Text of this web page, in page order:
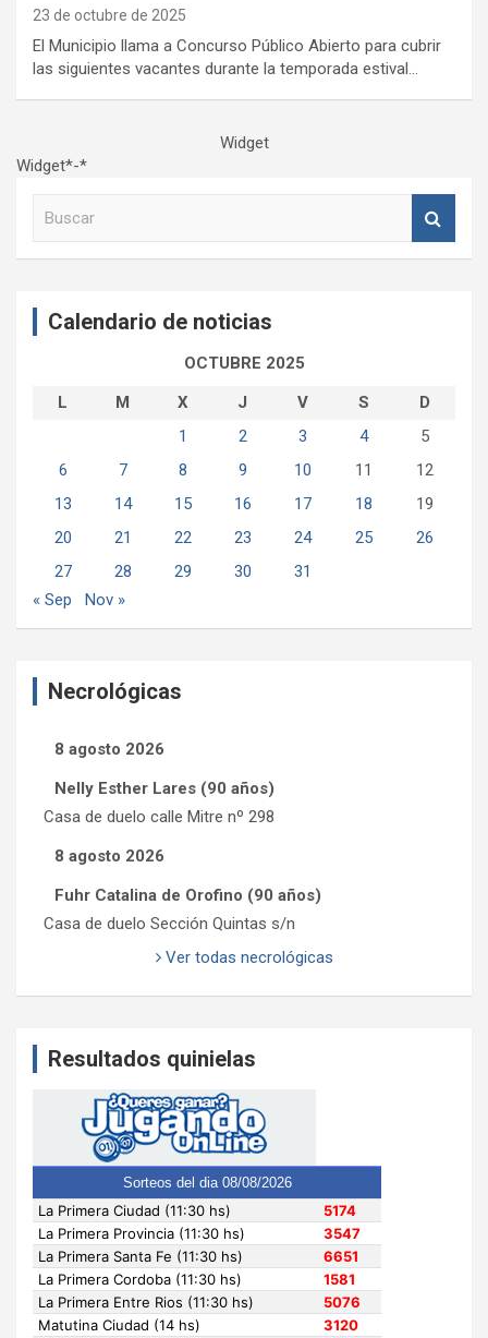
23 de octubre de 2025
El Municipio llama a Concurso Público Abierto para cubrir
las siguientes vacantes durante la temporada estival…
Widget
Widget*-*
Calendario de noticias
OCTUBRE 2025
L
M X J V S
D
1
2 3 4
5
6
7 8 9 10 11
12
13
14 15 16 17 18
19
20
21 22 23 24 25
26
27
28 29 30
31
« Sep
Nov »
Necrológicas
8 agosto 2026
Nelly Esther Lares (90 años)
Casa de duelo calle Mitre nº 298
8 agosto 2026
Fuhr Catalina de Orofino (90 años)
Casa de duelo Sección Quintas s/n
Ver todas necrológicas
Resultados quinielas